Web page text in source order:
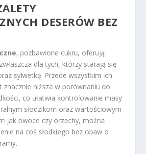
DESERÓW BEZ
, pozbawione cukru, oferują
dla tych, którzy starają się
sylwetkę. Przede wszystkim ich
znacznie niższa w porównaniu do
co ułatwia kontrolowanie masy
słodzikom oraz wartościowym
jak owoce czy orzechy, można
na coś słodkiego bez obaw o